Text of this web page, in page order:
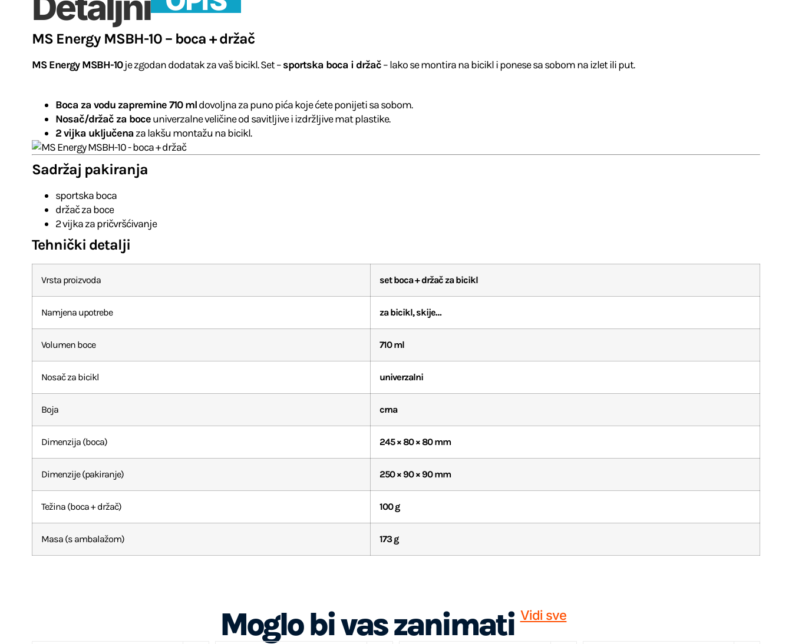
MS Energy MSBH-10 – boca + držač
MS Energy MSBH-10je zgodan dodatak za vaš bicikl. Set –sportska boca i držač– lako se montira na bicikl i ponese sa sobom na izlet ili put.
Boca za vodu zapremine 710 mldovoljna za puno pića koje ćete ponijeti sa sobom.
Nosač/držač za boceuniverzalne veličine od savitljive i izdržljive mat plastike.
2 vijka uključenaza lakšu montažu na bicikl.
Sadržaj pakiranja
sportska boca
držač za boce
2 vijka za pričvršćivanje
Tehnički detalji
Vrsta proizvoda set boca + držač za bicikl
Namjena upotrebe za bicikl, skije…
Volumen boce 710 ml
Nosač za bicikl univerzalni
Boja crna
Dimenzija (boca) 245 × 80 × 80 mm
Dimenzije (pakiranje) 250 × 90 × 90 mm
Težina (boca + držač) 100 g
Masa (s ambalažom) 173 g
Moglo bi vas zanimati Vidi sve